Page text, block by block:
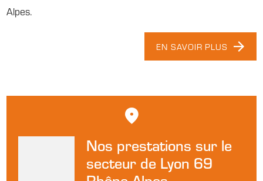
Alpes.
EN SAVOIR PLUS
Nos prestations sur le
secteur de Lyon 69